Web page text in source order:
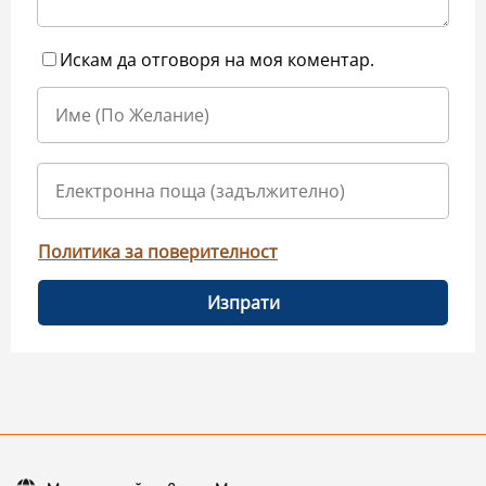
Искам да отговоря на моя коментар.
Политика за поверителност
Изпрати